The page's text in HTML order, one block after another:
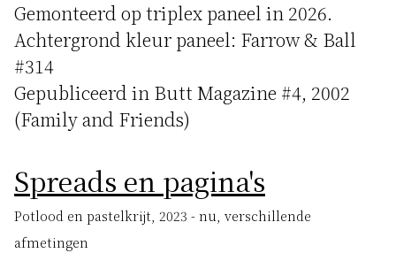
Gemonteerd op triplex paneel in 2026.
Achtergrond kleur paneel: Farrow & Ball
#314
Gepubliceerd in Butt Magazine #4, 2002
(Family and Friends)
Spreads en pagina's
Potlood en pastelkrijt, 2023 - nu, verschillende
afmetingen